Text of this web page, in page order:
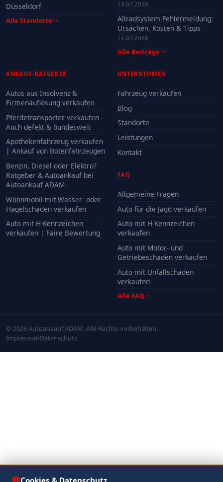
Düsseldorf
Alle Standorte
19.07.2026
Allradsystem Fehlermeldung:
Ursachen, Kosten & Tipps
12.07.2026
Alle Beiträge
ANKAUF-RATGEBER
Autos aus Insolvenz &
Firmenauflösung verkaufen
Pferdetransporter verkaufen -
Auch defekt & bundesweit
Apothekenfahrzeug verkaufen
| Ankauf von Botenfahrzeugen
Benzin, Diesel oder Elektro?
Ratgeber & Autoankauf bei
Autoankauf ADAM
Wohnmobil mit Wasser- oder
Hagelschaden verkaufen
Auto mit H-Kennzeichen
verkaufen | Faire Bewertung
UNTERNEHMEN
Fahrzeug verkaufen
Blog
Standorte
Leistungen
Kontakt
FAQ
Allgemeine Fragen
Auto für die Jagd verkaufen
Auto mit H-Kennzeichen
verkaufen
Auto mit Motor- und
Getriebeschaden verkaufen
Auto mit Unfallschaden
verkaufen
Alle FAQ
© 2026 Autoankauf ADAM. Alle Rechte vorbehalten.
ImpressumDatenschutz